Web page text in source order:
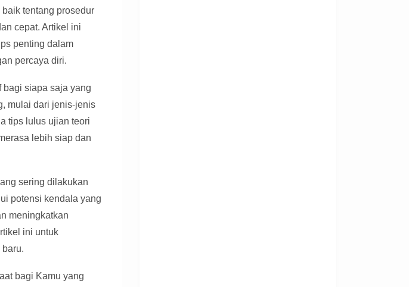
tentang prosedur
cepat. Artikel ini
penting dalam
percaya diri.
bagi siapa saja yang
mulai dari jenis-jenis
tips lulus ujian teori
lebih siap dan
sering dilakukan
potensi kendala yang
meningkatkan
ini untuk
bagi Kamu yang